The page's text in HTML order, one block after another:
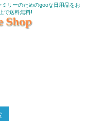
リーのためのgooな日用品をお
で送料無料!